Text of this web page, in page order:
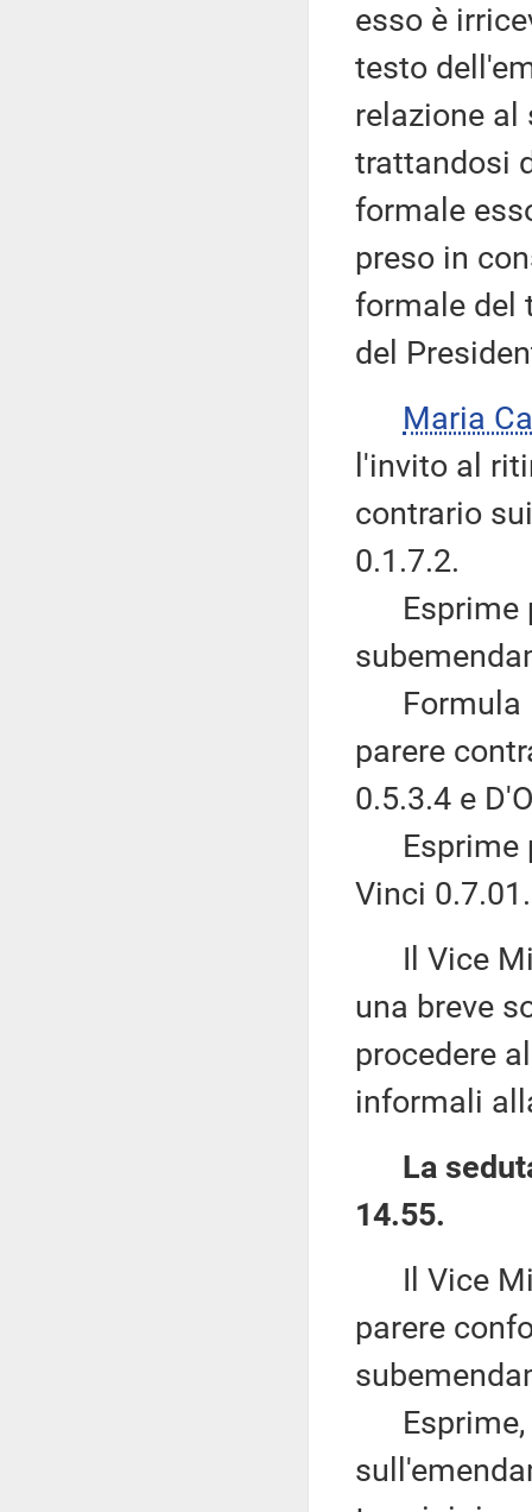
esso è
testo
relazione al
trattandosi
formale
preso in
formale del
del
Maria
l'invito al
contrario
0.1.7.2.
Esprime
Formula
parere
0.5.3.4 e
Esprime
Vinci
Il Vice
una breve
procedere
informali
La
14.55.
Il Vice
parere
Esprime,